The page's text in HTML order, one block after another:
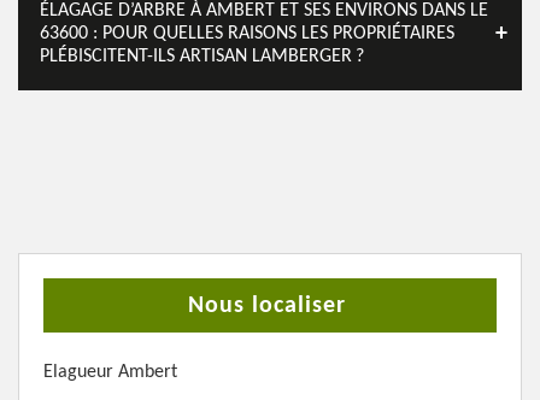
ÉLAGAGE D’ARBRE À AMBERT ET SES ENVIRONS DANS LE
63600 : POUR QUELLES RAISONS LES PROPRIÉTAIRES
PLÉBISCITENT-ILS ARTISAN LAMBERGER ?
Nous localiser
Elagueur Ambert